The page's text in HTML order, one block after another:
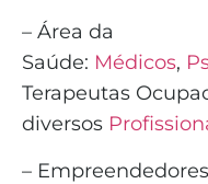
– Área da
Saúde: Médicos,
Terapeutas
diversos
– Empreendedores